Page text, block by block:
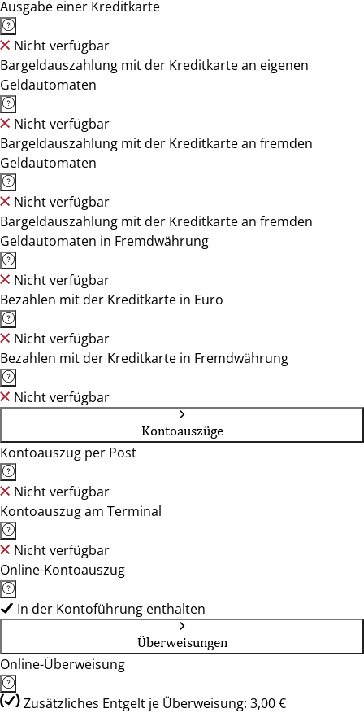
Ausgabe einer Kreditkarte
Nicht verfügbar
Bargeldauszahlung mit der Kreditkarte an eigenen
Geldautomaten
Nicht verfügbar
Bargeldauszahlung mit der Kreditkarte an fremden
Geldautomaten
Nicht verfügbar
Bargeldauszahlung mit der Kreditkarte an fremden
Geldautomaten in Fremdwährung
Nicht verfügbar
Bezahlen mit der Kreditkarte in Euro
Nicht verfügbar
Bezahlen mit der Kreditkarte in Fremdwährung
Nicht verfügbar
Kontoauszüge
Kontoauszug per Post
Nicht verfügbar
Kontoauszug am Terminal
Nicht verfügbar
Online-Kontoauszug
In der Kontoführung enthalten
Überweisungen
Online-Überweisung
Zusätzliches Entgelt je Überweisung: 3,00 €